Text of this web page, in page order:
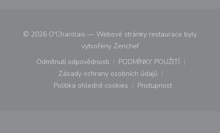
© 2026 O'Charolais — Webové stránky restaurace byly
vytvořeny Zenchef((otevře se v novém okně))
Odmítnutí odpovědnosti
((otevře se v novém okně))
PODMÍNKY POUŽITÍ
((otevře se v novém
Zásady ochrany osobních údajů
((otevře se v novém okně))
Politika ohledně cookies
((otevře se v novém okně))
Pristupnost
((otevře se v novém